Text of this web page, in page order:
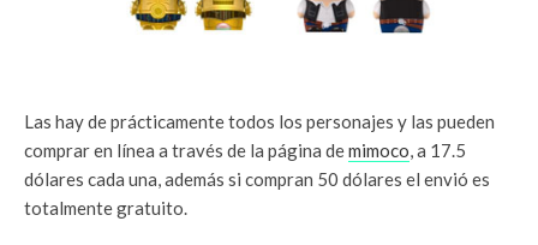
Las hay de prácticamente todos los personajes y las pueden
comprar en línea a través de la página demimoco, a 17.5
dólares cada una, además si compran 50 dólares el envió es
totalmente gratuito.